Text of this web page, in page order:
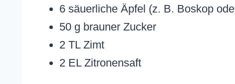
6 säuerliche Äpfel (z. B. Boskop
50 g brauner Zucker
2 TL Zimt
2 EL Zitronensaft